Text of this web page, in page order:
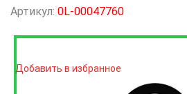
Артикул: 0L-00047760
Добавить в избранное